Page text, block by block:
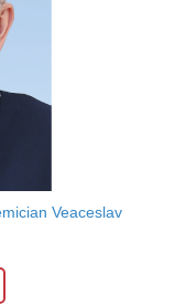
Veaceslav